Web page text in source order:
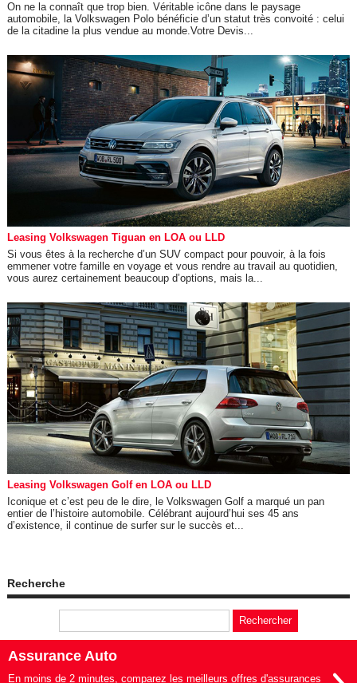
On ne la connaît que trop bien. Véritable icône dans le paysage
automobile, la Volkswagen Polo bénéficie d’un statut très convoité : celui
de la citadine la plus vendue au monde.Votre Devis...
Leasing Volkswagen Tiguan en LOA ou LLD
Si vous êtes à la recherche d’un SUV compact pour pouvoir, à la fois
emmener votre famille en voyage et vous rendre au travail au quotidien,
vous aurez certainement beaucoup d’options, mais la...
Leasing Volkswagen Golf en LOA ou LLD
Iconique et c’est peu de le dire, le Volkswagen Golf a marqué un pan
entier de l’histoire automobile. Célébrant aujourd’hui ses 45 ans
d’existence, il continue de surfer sur le succès et...
Recherche
Assurance Auto
En moins de 2 minutes, comparez les meilleurs offres d'assurances